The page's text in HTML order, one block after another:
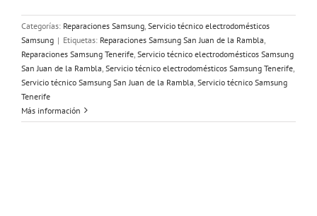
Categorías: Reparaciones Samsung Servicio técnico electrodomésticos
Samsung | Etiquetas: Reparaciones Samsung San Juan de la Rambla
Reparaciones Samsung Tenerife Servicio técnico electrodomésticos Samsung
San Juan de la Rambla Servicio técnico electrodomésticos Samsung Tenerife
Servicio técnico Samsung San Juan de la Rambla Servicio técnico Samsung
Tenerife
Más información